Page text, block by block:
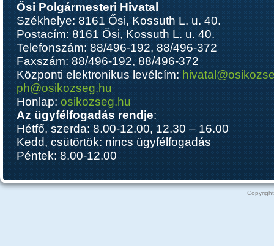
Ősi Polgármesteri Hivatal
Székhelye: 8161 Ősi, Kossuth L. u. 40.
Postacím: 8161 Ősi, Kossuth L. u. 40.
Telefonszám: 88/496-192, 88/496-372
Faxszám: 88/496-192, 88/496-372
Központi elektronikus levélcím:
ph@osikozseg.hu
Honlap:osikozseg.hu
Az ügyfélfogadás rendje:
Hétfő, szerda: 8.00-12.00, 12.30 – 16.00
Kedd, csütörtök: nincs ügyfélfogadás
Péntek: 8.00-12.00